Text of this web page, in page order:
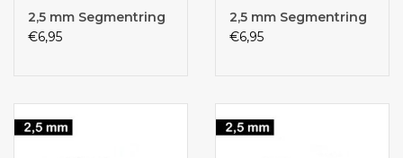
2,5 mm Segmentring
€6,95
2,5 mm Segmentring
€6,95